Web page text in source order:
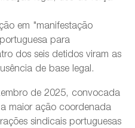
em "manifestação
para
dos seis detidos viram as
de base legal.
de 2025, convocada
maior ação coordenada
sindicais portuguesas